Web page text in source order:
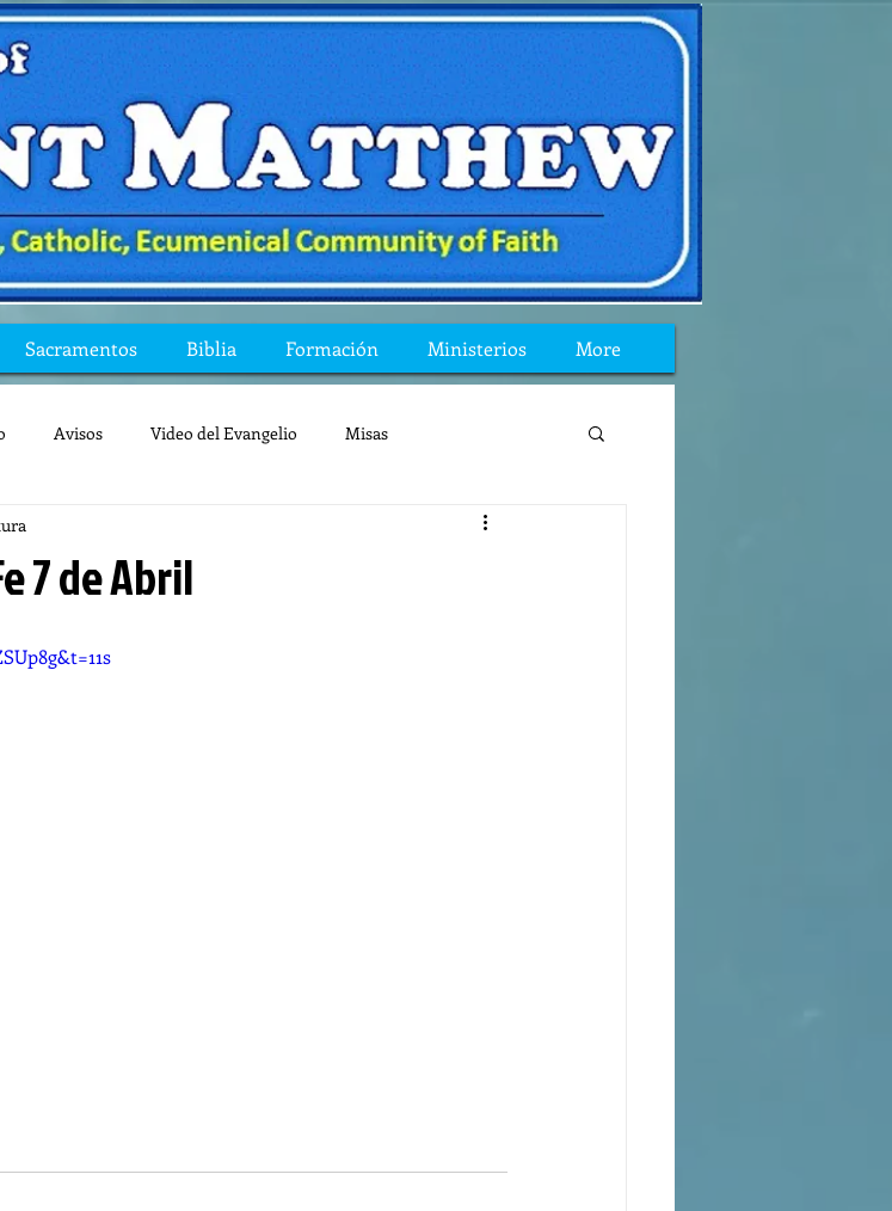
Sacramentos Biblia Formación Ministerios More
Avisos Video del Evangelio Misas
7 de Abril